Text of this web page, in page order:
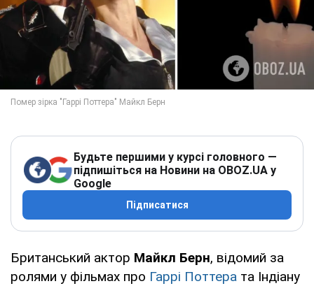
Будьте першими у курсі головного —
підпишіться на Новини на OBOZ.UA у
Google
Підписатися
Британський актор Майкл Берн, відомий за
ролями у фільмах про Гаррі Поттера та Індіану